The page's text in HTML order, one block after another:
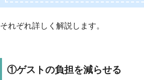
それぞれ詳しく解説します。
①ゲストの負担を減らせる